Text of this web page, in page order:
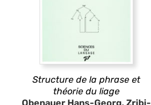
Structure de la phrase et
théorie du liage